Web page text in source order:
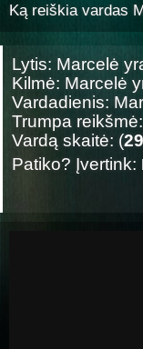
Ką reiškia vardas
Lytis: Marcelė
Kilmė: Marcelė
Vardadienis:
Trumpa
Vardą skaitė: (
Patiko? Įvertink: